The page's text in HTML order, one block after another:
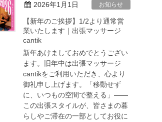
2026年1月1日 お知らせ
【新年のご挨拶】1/2より通常営
業いたします｜出張マッサージ
cantik
新年あけましておめでとうござい
ます。旧年中は出張マッサージ
cantikをご利用いただき、心より
御礼申し上げます。「移動せず
に、いつもの空間で整える」——
この出張スタイルが、皆さまの暮
らしやご滞在の一部としてお役に